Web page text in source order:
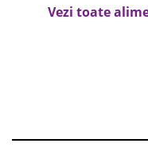
Vezi toate